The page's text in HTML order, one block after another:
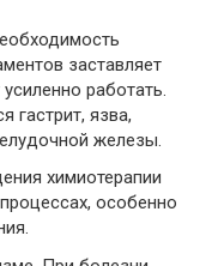
заставляет
работать.
гастрит, язва,
железы.
химиотерапии
особенно